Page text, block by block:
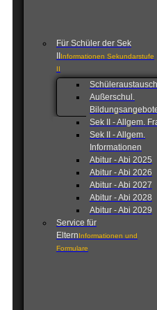
Für Schüler der Sek
Informationen Sekundarstufe
II
Außerschul.
Sek II - Allgem.
Sek II - Allgem.
Informationen
Abitur - Abi 2025
Abitur - Abi 2026
Abitur - Abi 2027
Abitur - Abi 2028
Abitur - Abi 2029
Service für
ElternInformationen und
Formulare